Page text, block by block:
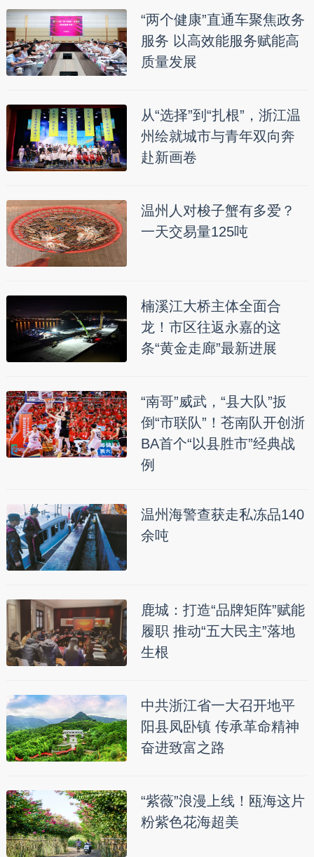
“两个健康”直通车聚焦政务
服务 以高效能服务赋能高
质量发展
从“选择”到“扎根”，浙江温
州绘就城市与青年双向奔
赴新画卷
温州人对梭子蟹有多爱？
一天交易量125吨
楠溪江大桥主体全面合
龙！市区往返永嘉的这
条“黄金走廊”最新进展
“南哥”威武，“县大队”扳
倒“市联队”！苍南队开创浙
BA首个“以县胜市”经典战
例
温州海警查获走私冻品140
余吨
鹿城：打造“品牌矩阵”赋能
履职 推动“五大民主”落地
生根
中共浙江省一大召开地平
阳县凤卧镇 传承革命精神
奋进致富之路
“紫薇”浪漫上线！瓯海这片
粉紫色花海超美